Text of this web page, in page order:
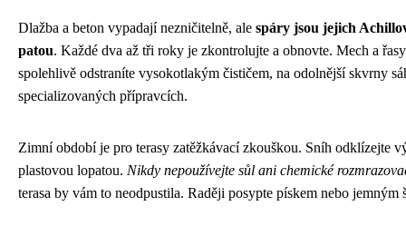
Dlažba a beton vypadají nezničitelně, ale spáry jsou jejich
patou. Každé dva až tři roky je zkontrolujte a obnovte. Mech a řasy
spolehlivě odstraníte vysokotlakým čističem, na odolnější skvrny
specializovaných přípravcích.
Zimní období je pro terasy zatěžkávací zkouškou. Sníh odklízejte
plastovou lopatou. Nikdy nepoužívejte sůl ani chemické
terasa by vám to neodpustila. Raději posypte pískem nebo jemným